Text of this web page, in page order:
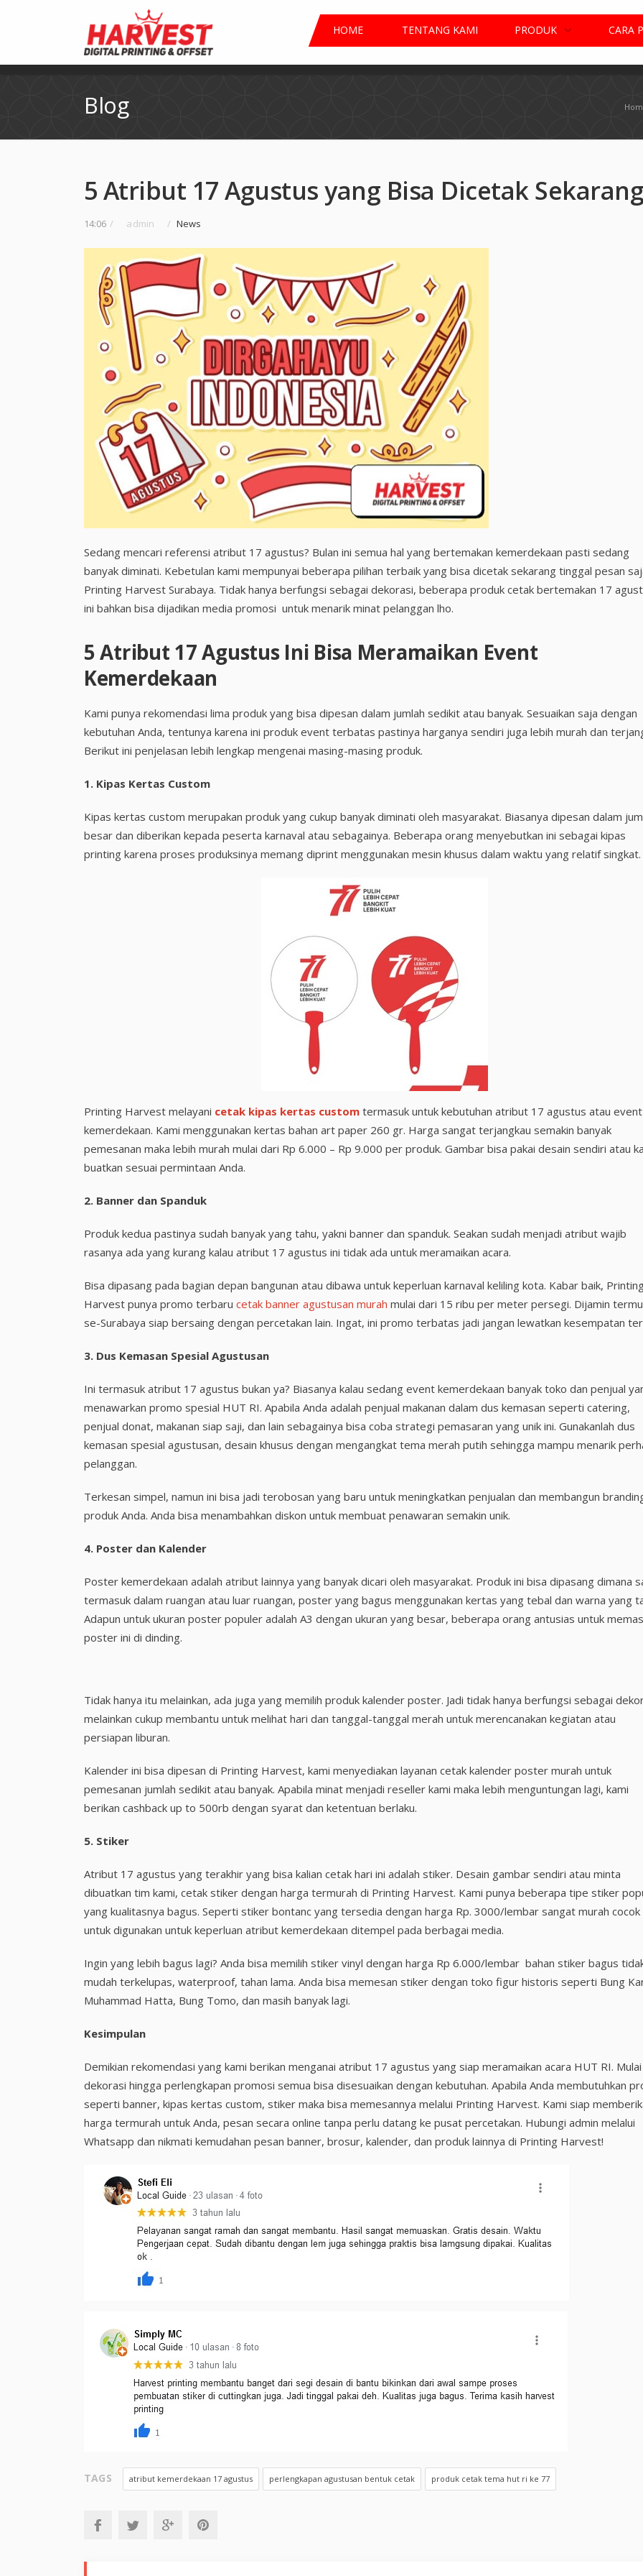
HOME TENTANG KAMI PRODUK CARA
Blog
5 Atribut 17 Agustus yang Bisa Dicetak
14:06 / admin / News
Sedang mencari referensi atribut 17 agustus? Bulan ini semua hal yang bertemakan kemerdekaan pasti sedang
banyak diminati. Kebetulan kami mempunyai beberapa pilihan terbaik yang bisa dicetak sekarang tinggal pesan
Printing Harvest Surabaya. Tidak hanya berfungsi sebagai dekorasi, beberapa produk cetak bertemakan 17
ini bahkan bisa dijadikan media promosi untuk menarik minat pelanggan lho.
5 Atribut 17 Agustus Ini Bisa Meramaikan Event
Kemerdekaan
Kami punya rekomendasi lima produk yang bisa dipesan dalam jumlah sedikit atau banyak. Sesuaikan saja dengan
kebutuhan Anda, tentunya karena ini produk event terbatas pastinya harganya sendiri juga lebih murah dan
Berikut ini penjelasan lebih lengkap mengenai masing-masing produk.
1. Kipas Kertas Custom
Kipas kertas custom merupakan produk yang cukup banyak diminati oleh masyarakat. Biasanya dipesan dalam
besar dan diberikan kepada peserta karnaval atau sebagainya. Beberapa orang menyebutkan ini sebagai kipas
printing karena proses produksinya memang diprint menggunakan mesin khusus dalam waktu yang relatif singkat.
Printing Harvest melayani cetak kipas kertas custom termasuk untuk kebutuhan atribut 17 agustus atau event
kemerdekaan. Kami menggunakan kertas bahan art paper 260 gr. Harga sangat terjangkau semakin banyak
pemesanan maka lebih murah mulai dari Rp 6.000 – Rp 9.000 per produk. Gambar bisa pakai desain sendiri atau
buatkan sesuai permintaan Anda.
2. Banner dan Spanduk
Produk kedua pastinya sudah banyak yang tahu, yakni banner dan spanduk. Seakan sudah menjadi atribut wajib
rasanya ada yang kurang kalau atribut 17 agustus ini tidak ada untuk meramaikan acara.
Bisa dipasang pada bagian depan bangunan atau dibawa untuk keperluan karnaval keliling kota. Kabar baik,
Harvest punya promo terbaru cetak banner agustusan murah mulai dari 15 ribu per meter persegi. Dijamin
se-Surabaya siap bersaing dengan percetakan lain. Ingat, ini promo terbatas jadi jangan lewatkan kesempatan
3. Dus Kemasan Spesial Agustusan
Ini termasuk atribut 17 agustus bukan ya? Biasanya kalau sedang event kemerdekaan banyak toko dan penjual
menawarkan promo spesial HUT RI. Apabila Anda adalah penjual makanan dalam dus kemasan seperti catering,
penjual donat, makanan siap saji, dan lain sebagainya bisa coba strategi pemasaran yang unik ini. Gunakanlah dus
kemasan spesial agustusan, desain khusus dengan mengangkat tema merah putih sehingga mampu menarik
pelanggan.
Terkesan simpel, namun ini bisa jadi terobosan yang baru untuk meningkatkan penjualan dan membangun
produk Anda. Anda bisa menambahkan diskon untuk membuat penawaran semakin unik.
4. Poster dan Kalender
Poster kemerdekaan adalah atribut lainnya yang banyak dicari oleh masyarakat. Produk ini bisa dipasang dimana
termasuk dalam ruangan atau luar ruangan, poster yang bagus menggunakan kertas yang tebal dan warna yang
Adapun untuk ukuran poster populer adalah A3 dengan ukuran yang besar, beberapa orang antusias untuk
poster ini di dinding.
Tidak hanya itu melainkan, ada juga yang memilih produk kalender poster. Jadi tidak hanya berfungsi sebagai
melainkan cukup membantu untuk melihat hari dan tanggal-tanggal merah untuk merencanakan kegiatan atau
persiapan liburan.
Kalender ini bisa dipesan di Printing Harvest, kami menyediakan layanan cetak kalender poster murah untuk
pemesanan jumlah sedikit atau banyak. Apabila minat menjadi reseller kami maka lebih menguntungan lagi, kami
berikan cashback up to 500rb dengan syarat dan ketentuan berlaku.
5. Stiker
Atribut 17 agustus yang terakhir yang bisa kalian cetak hari ini adalah stiker. Desain gambar sendiri atau minta
dibuatkan tim kami, cetak stiker dengan harga termurah di Printing Harvest. Kami punya beberapa tipe stiker
yang kualitasnya bagus. Seperti stiker bontanc yang tersedia dengan harga Rp. 3000/lembar sangat murah cocok
untuk digunakan untuk keperluan atribut kemerdekaan ditempel pada berbagai media.
Ingin yang lebih bagus lagi? Anda bisa memilih stiker vinyl dengan harga Rp 6.000/lembar bahan stiker bagus
mudah terkelupas, waterproof, tahan lama. Anda bisa memesan stiker dengan toko figur historis seperti Bung
Muhammad Hatta, Bung Tomo, dan masih banyak lagi.
Kesimpulan
Demikian rekomendasi yang kami berikan menganai atribut 17 agustus yang siap meramaikan acara HUT RI.
dekorasi hingga perlengkapan promosi semua bisa disesuaikan dengan kebutuhan. Apabila Anda membutuhkan
seperti banner, kipas kertas custom, stiker maka bisa memesannya melalui Printing Harvest. Kami siap
harga termurah untuk Anda, pesan secara online tanpa perlu datang ke pusat percetakan. Hubungi admin melalui
Whatsapp dan nikmati kemudahan pesan banner, brosur, kalender, dan produk lainnya di Printing Harvest!
TAGS atribut kemerdekaan 17 agustus perlengkapan agustusan bentuk cetak produk cetak tema hut ri ke 77